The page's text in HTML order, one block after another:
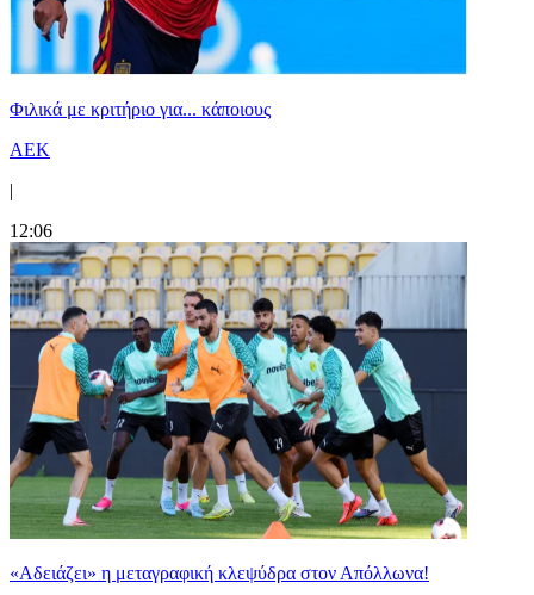
Φιλικά με κριτήριο για... κάποιους
ΑΕΚ
|
12:06
«Αδειάζει» η μεταγραφική κλεψύδρα στον Απόλλωνα!